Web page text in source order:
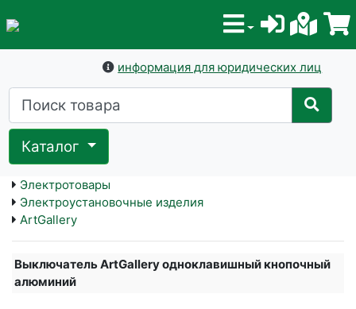
информация для юридических лиц
Каталог
Электротовары
Электроустановочные изделия
ArtGallery
Выключатель ArtGallery одноклавишный кнопочный
алюминий